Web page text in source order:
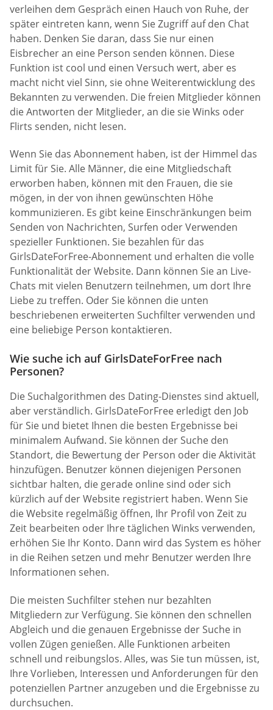
verleihen dem Gespräch einen Hauch von Ruhe, der
später eintreten kann, wenn Sie Zugriff auf den Chat
haben. Denken Sie daran, dass Sie nur einen
Eisbrecher an eine Person senden können. Diese
Funktion ist cool und einen Versuch wert, aber es
macht nicht viel Sinn, sie ohne Weiterentwicklung des
Bekannten zu verwenden. Die freien Mitglieder können
die Antworten der Mitglieder, an die sie Winks oder
Flirts senden, nicht lesen.
Wenn Sie das Abonnement haben, ist der Himmel das
Limit für Sie. Alle Männer, die eine Mitgliedschaft
erworben haben, können mit den Frauen, die sie
mögen, in der von ihnen gewünschten Höhe
kommunizieren. Es gibt keine Einschränkungen beim
Senden von Nachrichten, Surfen oder Verwenden
spezieller Funktionen. Sie bezahlen für das
GirlsDateForFree-Abonnement und erhalten die volle
Funktionalität der Website. Dann können Sie an Live-
Chats mit vielen Benutzern teilnehmen, um dort Ihre
Liebe zu treffen. Oder Sie können die unten
beschriebenen erweiterten Suchfilter verwenden und
eine beliebige Person kontaktieren.
Wie suche ich auf GirlsDateForFree nach
Personen?
Die Suchalgorithmen des Dating-Dienstes sind aktuell,
aber verständlich. GirlsDateForFree erledigt den Job
für Sie und bietet Ihnen die besten Ergebnisse bei
minimalem Aufwand. Sie können der Suche den
Standort, die Bewertung der Person oder die Aktivität
hinzufügen. Benutzer können diejenigen Personen
sichtbar halten, die gerade online sind oder sich
kürzlich auf der Website registriert haben. Wenn Sie
die Website regelmäßig öffnen, Ihr Profil von Zeit zu
Zeit bearbeiten oder Ihre täglichen Winks verwenden,
erhöhen Sie Ihr Konto. Dann wird das System es höher
in die Reihen setzen und mehr Benutzer werden Ihre
Informationen sehen.
Die meisten Suchfilter stehen nur bezahlten
Mitgliedern zur Verfügung. Sie können den schnellen
Abgleich und die genauen Ergebnisse der Suche in
vollen Zügen genießen. Alle Funktionen arbeiten
schnell und reibungslos. Alles, was Sie tun müssen, ist,
Ihre Vorlieben, Interessen und Anforderungen für den
potenziellen Partner anzugeben und die Ergebnisse zu
durchsuchen.